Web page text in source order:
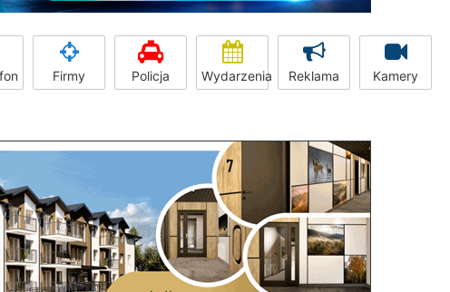
Firmy Policja Wydarzenia Reklama Kamery